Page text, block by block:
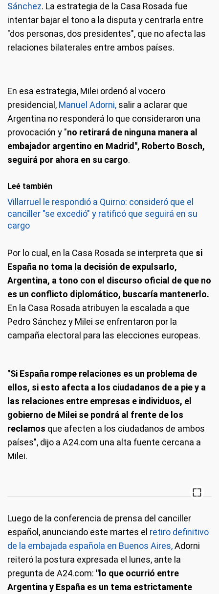
Sánchez. La estrategia de la Casa Rosada fue
intentar bajar el tono a la disputa y centrarla entre
"dos personas, dos presidentes", que no afecta las
relaciones bilaterales entre ambos países.
En esa estrategia, Milei ordenó al vocero
presidencial, Manuel Adorni, salir a aclarar que
Argentina no responderá lo que consideraron una
provocación y "no retirará de ninguna manera al
embajador argentino en Madrid", Roberto Bosch,
seguirá por ahora en su cargo.
Leé también
Villarruel le respondió a Quirno: consideró que el
canciller "se excedió" y ratificó que seguirá en su
cargo
Por lo cual, en la Casa Rosada se interpreta que si
España no toma la decisión de expulsarlo,
Argentina, a tono con el discurso oficial de que no
es un conflicto diplomático, buscaría mantenerlo.
En la Casa Rosada atribuyen la escalada a que
Pedro Sánchez y Milei se enfrentaron por la
campaña electoral para las elecciones europeas.
"Si España rompe relaciones es un problema de
ellos, si esto afecta a los ciudadanos de a pie y a
las relaciones entre empresas e individuos, el
gobierno de Milei se pondrá al frente de los
reclamos que afecten a los ciudadanos de ambos
países", dijo a A24.com una alta fuente cercana a
Milei.
Luego de la conferencia de prensa del canciller
español, anunciando este martes el retiro definitivo
de la embajada española en Buenos Aires,Adorni
reiteró la postura expresada el lunes, ante la
pregunta de A24.com: "lo que ocurrió entre
Argentina y España es un tema estrictamente